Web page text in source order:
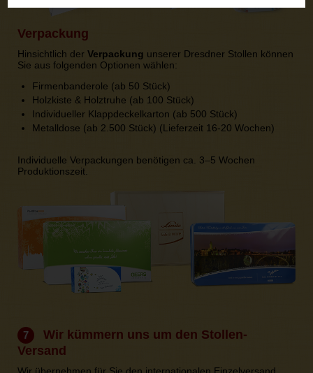
Verpackung
Hinsichtlich der Verpackung unserer Dresdner Stollen können
Sie aus folgenden Optionen wählen:
Firmenbanderole (ab 50 Stück)
Holzkiste & Holztruhe (ab 100 Stück)
Individueller Klappdeckelkarton (ab 500 Stück)
Metalldose (ab 2.500 Stück) (Lieferzeit 16-20 Wochen)
Individuelle Verpackungen benötigen ca. 3–5 Wochen
Produktionszeit.
7
Wir kümmern uns um den Stollen-
Versand